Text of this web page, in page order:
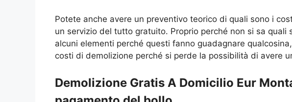
Potete anche avere un preventivo teorico di quali sono i
un servizio del tutto gratuito. Proprio perché non si sa
alcuni elementi perché questi fanno guadagnare
costi di demolizione perché si perde la possibilità di avere
Demolizione Gratis A Domicilio Eur